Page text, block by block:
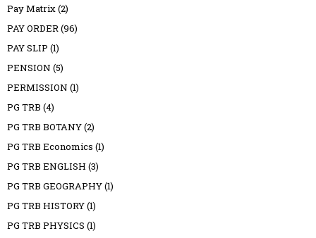
Pay Matrix(2)
PAY ORDER(96)
PAY SLIP (1)
PENSION (5)
PERMISSION (1)
PG TRB (4)
PG TRB BOTANY(2)
PG TRB Economics (1)
PG TRB ENGLISH (3)
PG TRB GEOGRAPHY(1)
PG TRB HISTORY(1)
PG TRB PHYSICS (1)